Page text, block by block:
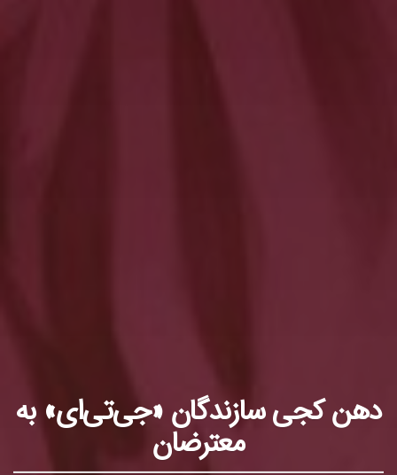
دهن کجی سازندگان «جی‌تی‌ای» به
معترضان